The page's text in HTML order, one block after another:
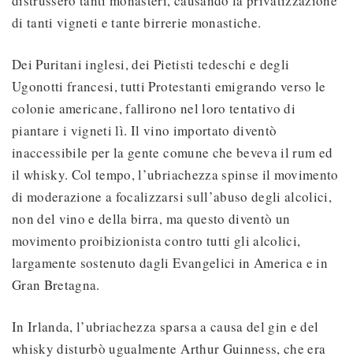
di tanti vigneti e tante birrerie monastiche.
Dei Puritani inglesi, dei Pietisti tedeschi e degli
Ugonotti francesi, tutti Protestanti emigrando verso le
colonie americane, fallirono nel loro tentativo di
piantare i vigneti lì. Il vino importato diventò
inaccessibile per la gente comune che beveva il rum ed
il whisky. Col tempo, l’ubriachezza spinse il movimento
di moderazione a focalizzarsi sull’abuso degli alcolici,
non del vino e della birra, ma questo diventò un
movimento proibizionista contro tutti gli alcolici,
largamente sostenuto dagli Evangelici in America e in
Gran Bretagna.
In Irlanda, l’ubriachezza sparsa a causa del gin e del
whisky disturbò ugualmente Arthur Guinness, che era